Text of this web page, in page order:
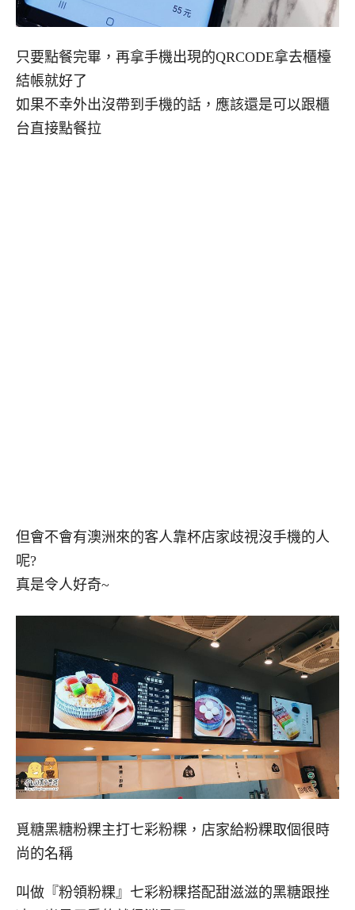
只要點餐完畢，再拿手機出現的QRCODE拿去櫃檯
結帳就好了
如果不幸外出沒帶到手機的話，應該還是可以跟櫃
台直接點餐拉
但會不會有澳洲來的客人靠杯店家歧視沒手機的人
呢?
真是令人好奇~
覓糖黑糖粉粿主打七彩粉粿，店家給粉粿取個很時
尚的名稱
叫做『粉領粉粿』七彩粉粿搭配甜滋滋的黑糖跟挫